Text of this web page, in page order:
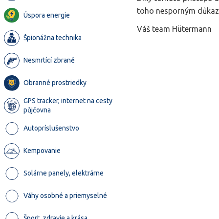
Úspora energie
Špionážna technika
Nesmrtící zbraně
Obranné prostriedky
GPS tracker, internet na cesty
půjčovna
Autopríslušenstvo
Kempovanie
Solárne panely, elektrárne
Váhy osobné a priemyselné
toho nesporným
Váš team Hütermann